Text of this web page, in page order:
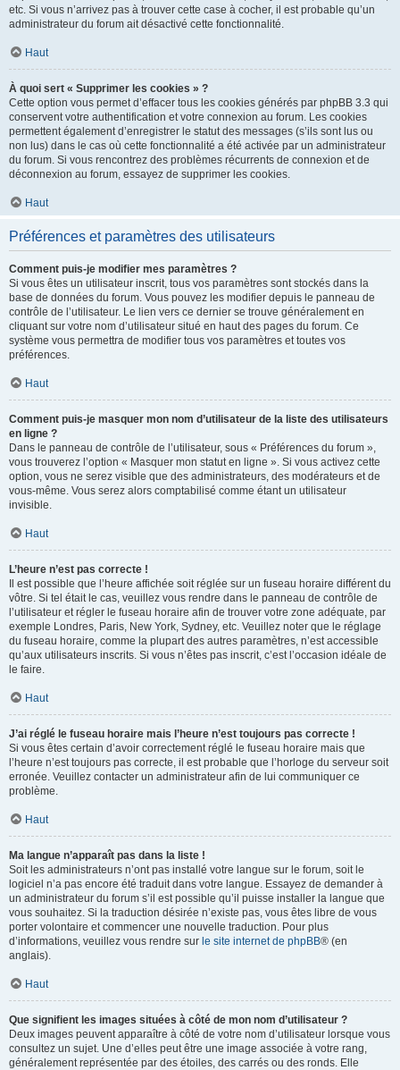
etc. Si vous n’arrivez pas à trouver cette case à cocher, il est probable qu’un
administrateur du forum ait désactivé cette fonctionnalité.
Haut
À quoi sert « Supprimer les cookies » ?
Cette option vous permet d’effacer tous les cookies générés par phpBB 3.3 qui
conservent votre authentification et votre connexion au forum. Les cookies
permettent également d’enregistrer le statut des messages (s’ils sont lus ou
non lus) dans le cas où cette fonctionnalité a été activée par un administrateur
du forum. Si vous rencontrez des problèmes récurrents de connexion et de
déconnexion au forum, essayez de supprimer les cookies.
Haut
Préférences et paramètres des utilisateurs
Comment puis-je modifier mes paramètres ?
Si vous êtes un utilisateur inscrit, tous vos paramètres sont stockés dans la
base de données du forum. Vous pouvez les modifier depuis le panneau de
contrôle de l’utilisateur. Le lien vers ce dernier se trouve généralement en
cliquant sur votre nom d’utilisateur situé en haut des pages du forum. Ce
système vous permettra de modifier tous vos paramètres et toutes vos
préférences.
Haut
Comment puis-je masquer mon nom d’utilisateur de la liste des utilisateurs
en ligne ?
Dans le panneau de contrôle de l’utilisateur, sous « Préférences du forum »,
vous trouverez l’option « Masquer mon statut en ligne ». Si vous activez cette
option, vous ne serez visible que des administrateurs, des modérateurs et de
vous-même. Vous serez alors comptabilisé comme étant un utilisateur
invisible.
Haut
L’heure n’est pas correcte !
Il est possible que l’heure affichée soit réglée sur un fuseau horaire différent du
vôtre. Si tel était le cas, veuillez vous rendre dans le panneau de contrôle de
l’utilisateur et régler le fuseau horaire afin de trouver votre zone adéquate, par
exemple Londres, Paris, New York, Sydney, etc. Veuillez noter que le réglage
du fuseau horaire, comme la plupart des autres paramètres, n’est accessible
qu’aux utilisateurs inscrits. Si vous n’êtes pas inscrit, c’est l’occasion idéale de
le faire.
Haut
J’ai réglé le fuseau horaire mais l’heure n’est toujours pas correcte !
Si vous êtes certain d’avoir correctement réglé le fuseau horaire mais que
l’heure n’est toujours pas correcte, il est probable que l’horloge du serveur soit
erronée. Veuillez contacter un administrateur afin de lui communiquer ce
problème.
Haut
Ma langue n’apparaît pas dans la liste !
Soit les administrateurs n’ont pas installé votre langue sur le forum, soit le
logiciel n’a pas encore été traduit dans votre langue. Essayez de demander à
un administrateur du forum s’il est possible qu’il puisse installer la langue que
vous souhaitez. Si la traduction désirée n’existe pas, vous êtes libre de vous
porter volontaire et commencer une nouvelle traduction. Pour plus
d’informations, veuillez vous rendre sur le site internet de phpBB® (en
anglais).
Haut
Que signifient les images situées à côté de mon nom d’utilisateur ?
Deux images peuvent apparaître à côté de votre nom d’utilisateur lorsque vous
consultez un sujet. Une d’elles peut être une image associée à votre rang,
généralement représentée par des étoiles, des carrés ou des ronds. Elle